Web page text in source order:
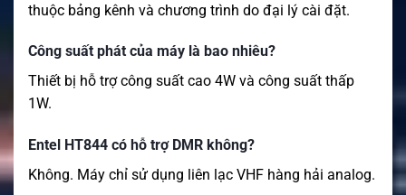
thuộc bảng kênh và chương trình do đại lý cài đặt.
Công suất phát của máy là bao nhiêu?
Thiết bị hỗ trợ công suất cao 4W và công suất thấp
1W.
Entel HT844 có hỗ trợ DMR không?
Không. Máy chỉ sử dụng liên lạc VHF hàng hải analog.